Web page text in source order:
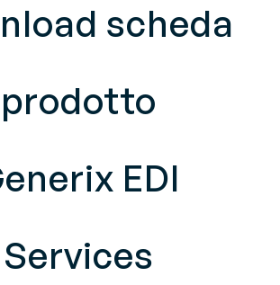
scheda
prodotto
EDI
Services